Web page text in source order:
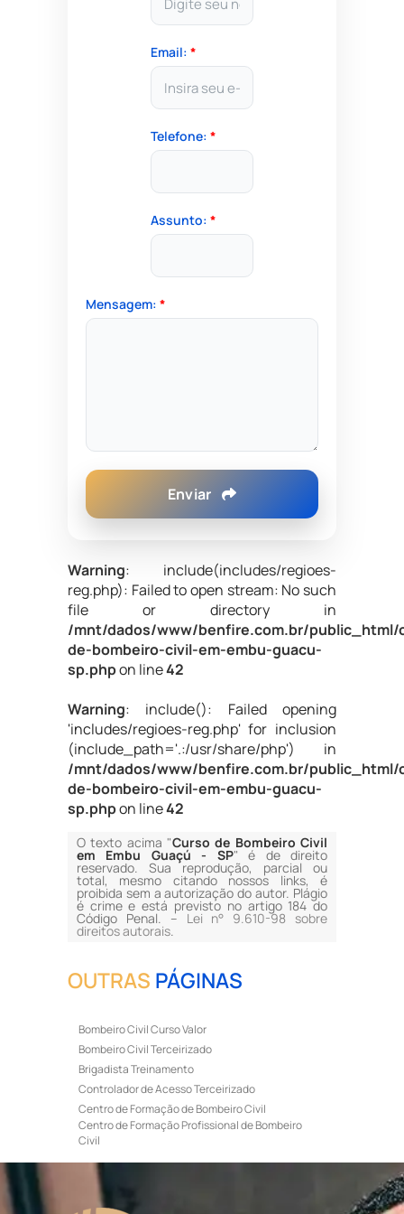
Email: *
Telefone: *
Assunto: *
Mensagem: *
Enviar
Warning: include(includes/regioes-
reg.php): Failed to open stream: No such
file or directory in
/mnt/dados/www/benfire.com.br/public_html/
de-bombeiro-civil-em-embu-guacu-
sp.phpon line42
Warning: include(): Failed opening
'includes/regioes-reg.php' for inclusion
(include_path='.:/usr/share/php') in
/mnt/dados/www/benfire.com.br/public_html/
de-bombeiro-civil-em-embu-guacu-
sp.phpon line42
O texto acima "Curso de Bombeiro Civil
em Embu Guaçú - SP" é de direito
reservado. Sua reprodução, parcial ou
total, mesmo citando nossos links, é
proibida sem a autorização do autor. Plágio
é crime e está previsto no artigo 184 do
Código Penal. – Lei n° 9.610-98 sobre
direitos autorais.
OUTRAS PÁGINAS
Bombeiro Civil Curso Valor
Bombeiro Civil Terceirizado
Brigadista Treinamento
Controlador de Acesso Terceirizado
Centro de Formação de Bombeiro Civil
Centro de Formação Profissional de Bombeiro
Civil
Curso de Bombeiro Civil
Curso de Bombeiro Civil Preço
Curso de Bombeiro Civil Primeiros Socorros